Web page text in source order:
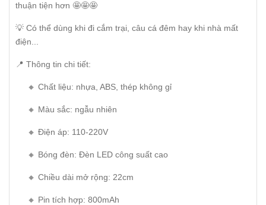
thuận tiện hơn 🤩🤩🤩
💡 Có thể dùng khi đi cắm trại, câu cá đêm hay khi nhà mất
điện...
📍 Thông tin chi tiết:
🔸 Chất liệu: nhựa, ABS, thép không gỉ
🔸 Màu sắc: ngẫu nhiên
🔸 Điện áp: 110-220V
🔸 Bóng đèn: Đèn LED công suất cao
🔸 Chiều dài mở rộng: 22cm
🔸 Pin tích hợp: 800mAh